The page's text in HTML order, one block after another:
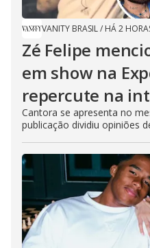
VANITY BRASIL/ HÁ 2
Zé Felipe
em show na
repercute na
Cantora se apresenta no
publicação dividiu opiniões